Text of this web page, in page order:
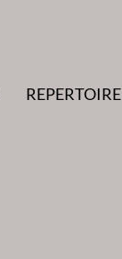
REPERTOIRE